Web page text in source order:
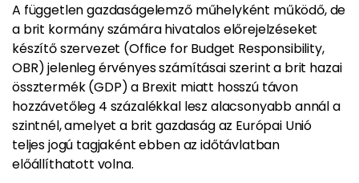
A független gazdaságelemző műhelyként működő, de
a brit kormány számára hivatalos előrejelzéseket
készítő szervezet (Office for Budget Responsibility,
OBR) jelenleg érvényes számításai szerint a brit hazai
össztermék (GDP) a Brexit miatt hosszú távon
hozzávetőleg 4 százalékkal lesz alacsonyabb annál a
szintnél, amelyet a brit gazdaság az Európai Unió
teljes jogú tagjaként ebben az időtávlatban
előállíthatott volna.